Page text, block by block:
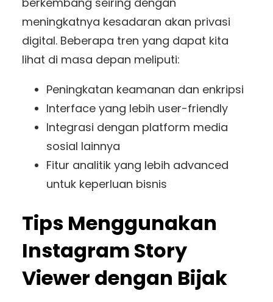
meningkatnya kesadaran akan privasi
digital. Beberapa tren yang dapat kita
lihat di masa depan meliputi:
Peningkatan keamanan dan enkripsi
Interface yang lebih user-friendly
Integrasi dengan platform media
sosial lainnya
Fitur analitik yang lebih advanced
untuk keperluan bisnis
Tips Menggunakan
Instagram Story
Viewer dengan Bijak